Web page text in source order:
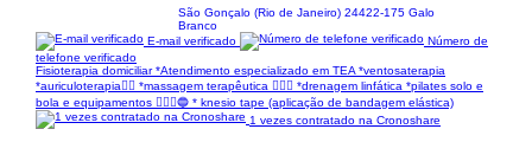
São Gonçalo (Rio de Janeiro) 24422-175 Galo
Branco
E-mail verificado
Número de
telefone verificado
Fisioterapia domiciliar *Atendimento especializado em TEA *ventosaterapia
*auriculoterapia👂🏻 *massagem terapêutica 💆🏻‍♀️ *drenagem linfática *pilates solo e
bola e equipamentos 🤸🏻‍♀️🔵 * knesio tape (aplicação de bandagem elástica)
1 vezes contratado na Cronoshare